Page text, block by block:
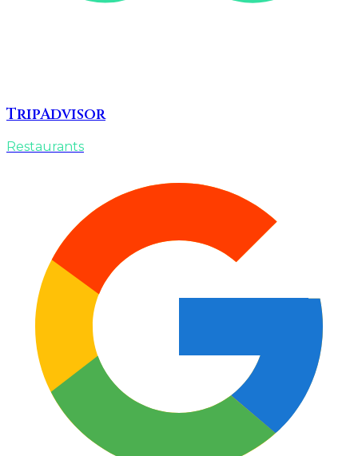
TripAdvisor
Restaurants